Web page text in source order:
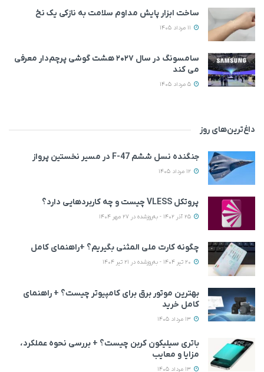
ساخت ابزار پایش مداوم سلامت به نازکی یک نخ
سامسونگ در سال ۲۰۲۷ هشت گوشی پرچم‌دار معرفی
می‌ کند
داغ‌ترین‌های روز
جنگنده نسل ششم F-47 در مسیر نخستین پرواز
پروتکل VLESS چیست و چه کاربردهایی دارد؟
چگونه کارت ملی المثنی بگیریم؟ +راهنمای کامل
بهترین موتور برق برای کامپیوتر چیست؟ + راهنمای
کامل خرید
باتری سیلیکون کربن چیست؟ + بررسی نحوه عملکرد،
مزایا و معایب